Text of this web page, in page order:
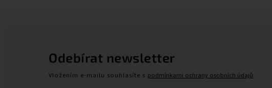
Odebírat newsletter
Vložením e-mailu souhlasíte s podmínkami ochrany osobních údajů